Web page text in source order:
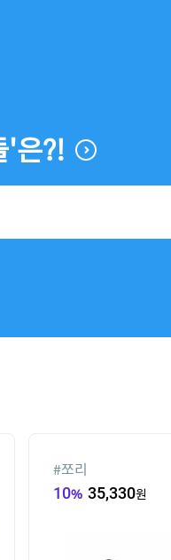
'은?!
#쪼리
10% 35,330원